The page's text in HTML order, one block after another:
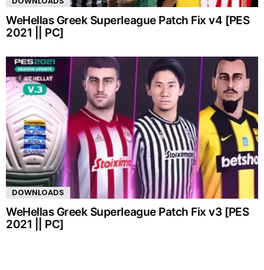
WeHellas Greek Superleague Patch Fix v4 [PES
2021 || PC]
DOWNLOADS
WeHellas Greek Superleague Patch Fix v3 [PES
2021 || PC]